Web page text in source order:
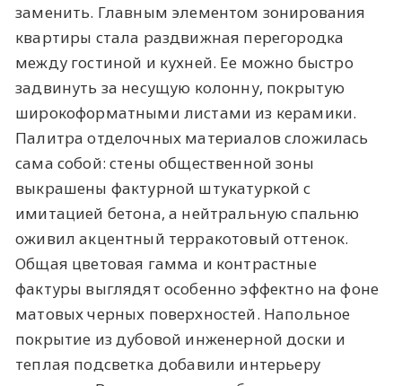
заменить. Главным элементом зонирования
квартиры стала раздвижная перегородка
между гостиной и кухней. Ее можно быстро
задвинуть за несущую колонну, покрытую
широкоформатными листами из керамики.
Палитра отделочных материалов сложилась
сама собой: стены общественной зоны
выкрашены фактурной штукатуркой с
имитацией бетона, а нейтральную спальню
оживил акцентный терракотовый оттенок.
Общая цветовая гамма и контрастные
фактуры выглядят особенно эффектно на фоне
матовых черных поверхностей. Напольное
покрытие из дубовой инженерной доски и
теплая подсветка добавили интерьеру